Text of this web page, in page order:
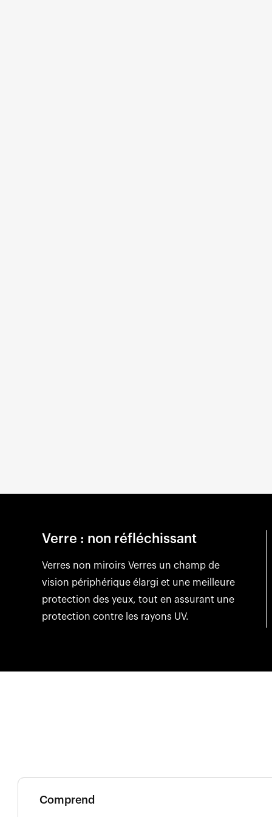
Verre : non réfléchissant
Verres non miroirs Verres un champ de
vision périphérique élargi et une meilleure
protection des yeux, tout en assurant une
protection contre les rayons UV.
Comprend